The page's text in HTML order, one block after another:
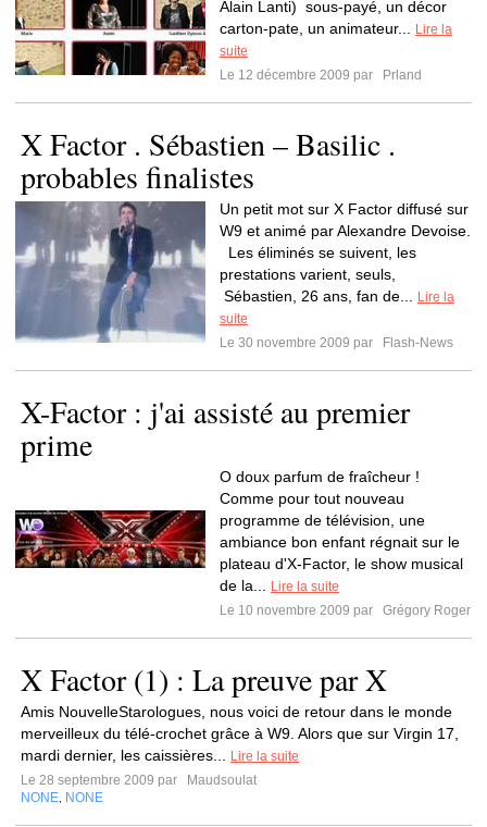
Alain Lanti) sous-payé, un décor
carton-pate, un animateur...
Lire la
suite
Le 12 décembre 2009 par
Prland
X Factor . Sébastien – Basilic .
probables finalistes
Un petit mot sur X Factor diffusé sur
W9 et animé par Alexandre Devoise.
Les éliminés se suivent, les
prestations varient, seuls,
Sébastien, 26 ans, fan de...
Lire la
suite
Le 30 novembre 2009 par
Flash-News
X-Factor : j'ai assisté au premier
prime
O doux parfum de fraîcheur !
Comme pour tout nouveau
programme de télévision, une
ambiance bon enfant régnait sur le
plateau d'X-Factor, le show musical
de la...
Lire la suite
Le 10 novembre 2009 par
Grégory Roger
X Factor (1) : La preuve par X
Amis NouvelleStarologues, nous voici de retour dans le monde
merveilleux du télé-crochet grâce à W9. Alors que sur Virgin 17,
mardi dernier, les caissières...
Lire la suite
Le 28 septembre 2009 par
Maudsoulat
NONE NONE